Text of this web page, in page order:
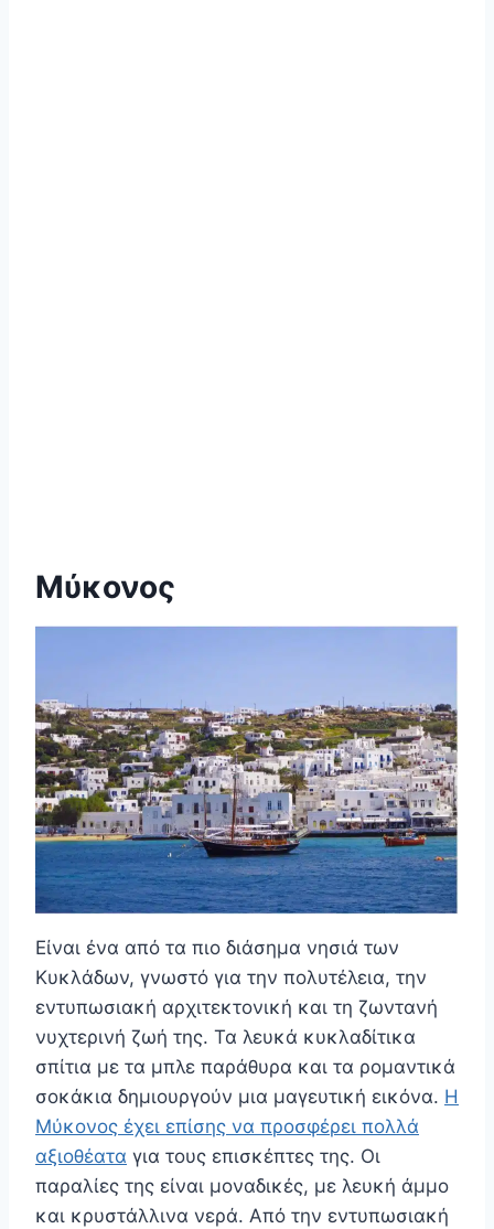
Μύκονος
Είναι ένα από τα πιο διάσημα νησιά των
Κυκλάδων, γνωστό για την πολυτέλεια, την
εντυπωσιακή αρχιτεκτονική και τη ζωντανή
νυχτερινή ζωή της. Τα λευκά κυκλαδίτικα
σπίτια με τα μπλε παράθυρα και τα ρομαντικά
σοκάκια δημιουργούν μια μαγευτική εικόνα. Η
Μύκονος έχει επίσης να προσφέρει πολλά
αξιοθέατα για τους επισκέπτες της. Οι
παραλίες της είναι μοναδικές, με λευκή άμμο
και κρυστάλλινα νερά. Από την εντυπωσιακή